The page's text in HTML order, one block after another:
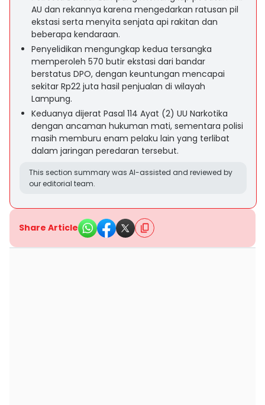
AU dan rekannya karena mengedarkan ratusan pil
ekstasi serta menyita senjata api rakitan dan
beberapa kendaraan.
Penyelidikan mengungkap kedua tersangka
memperoleh 570 butir ekstasi dari bandar
berstatus DPO, dengan keuntungan mencapai
sekitar Rp22 juta hasil penjualan di wilayah
Lampung.
Keduanya dijerat Pasal 114 Ayat (2) UU Narkotika
dengan ancaman hukuman mati, sementara polisi
masih memburu enam pelaku lain yang terlibat
dalam jaringan peredaran tersebut.
This section summary was AI-assisted and reviewed by
our editorial team.
Share Article